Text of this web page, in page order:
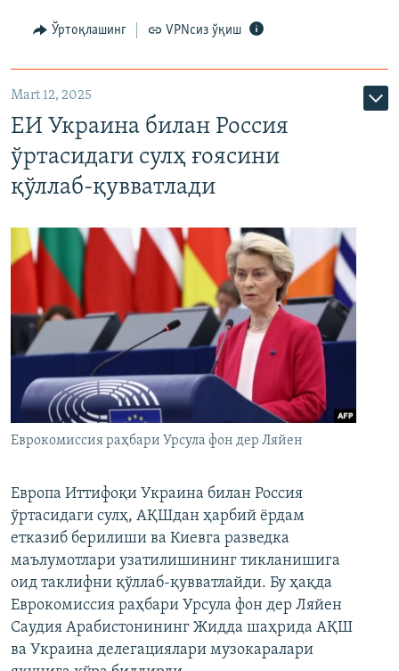
Ўртоқлашинг VPNсиз ўқиш
Mart 12, 2025
ЕИ Украина билан Россия
ўртасидаги сулҳ ғоясини
қўллаб-қувватлади
Еврокомиссия раҳбари Урсула фон дер Ляйен
Европа Иттифоқи Украина билан Россия
ўртасидаги сулҳ, АҚШдан ҳарбий ёрдам
етказиб берилиши ва Киевга разведка
маълумотлари узатилишининг тикланишига
оид таклифни қўллаб-қувватлайди. Бу ҳақда
Еврокомиссия раҳбари Урсула фон дер Ляйен
Саудия Арабистонининг Жидда шаҳрида АҚШ
ва Украина делегациялари музокаралари